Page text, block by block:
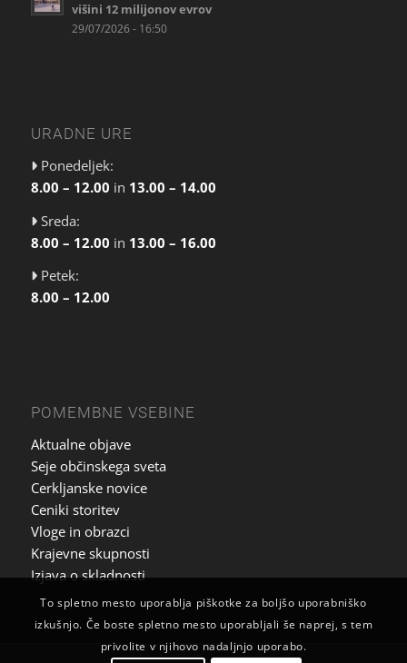
višini 12 milijonov evrov
29/07/2026 - 16:50
URADNE URE
Ponedeljek:
8.00 – 12.00 in 13.00 – 14.00
Sreda:
8.00 – 12.00 in 13.00 – 16.00
Petek:
8.00 – 12.00
POMEMBNE VSEBINE
Aktualne objave
Seje občinskega sveta
Cerkljanske novice
Ceniki storitev
Vloge in obrazci
Krajevne skupnosti
Izjava o skladnosti
To spletno mesto uporablja piškotke za boljšo uporabniško
izkušnjo. Če boste spletno mesto uporabljali še naprej, s tem
privolite v njihovo nadaljnjo uporabo.